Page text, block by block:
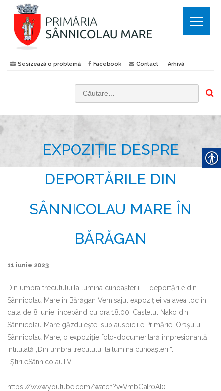
Sesizează o problemă Facebook Contact Arhivă
EXPOZIȚIE DESPRE
DEPORTĂRILE DIN
SÂNNICOLAU MARE ÎN
BĂRĂGAN
11 iunie 2023
Din umbra trecutului la lumina cunoașterii” – deportările din
Sânnicolau Mare în Bărăgan Vernisajul expoziției va avea loc în
data de 8 iunie, începând cu ora 18:00. Castelul Nako din
Sânnicolau Mare găzduiește, sub auspiciile Primăriei Orașului
Sânnicolau Mare, o expoziție foto-documentară impresionantă
intitulată „Din umbra trecutului la lumina cunoașterii”.
-ȘtirileSânnicolauTV
https://www.youtube.com/watch?v=VmbGaIr0AI0